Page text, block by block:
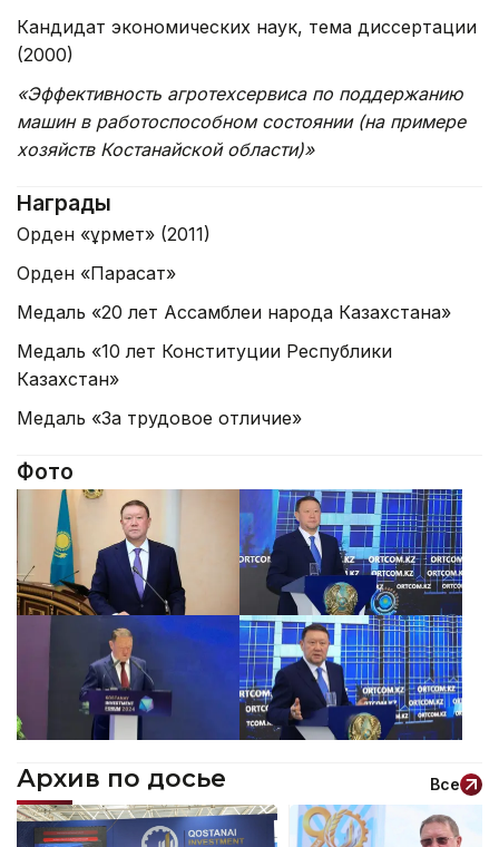
Кандидат экономических наук, тема диссертации
(2000)
«Эффективность агротехсервиса по поддержанию
машин в работоспособном состоянии (на примере
хозяйств Костанайской области)»
Награды
Орден «Құрмет» (2011)
Орден «Парасат»
Медаль «20 лет Ассамблеи народа Казахстана»
Медаль «10 лет Конституции Республики
Казахстан»
Медаль «За трудовое отличие»
Фото
Архив по досье Все